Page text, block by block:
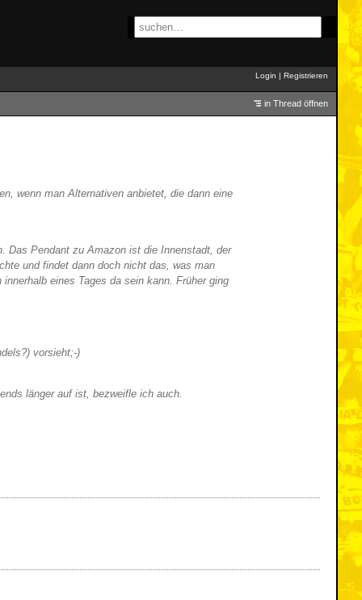
Login | Registrieren
in Thread öffnen
wenn man Alternativen anbietet, die dann eine
Das Pendant zu Amazon ist die Innenstadt, der
und findet dann doch nicht das, was man
eines Tages da sein kann. Früher ging
vorsieht;-)
länger auf ist, bezweifle ich auch.